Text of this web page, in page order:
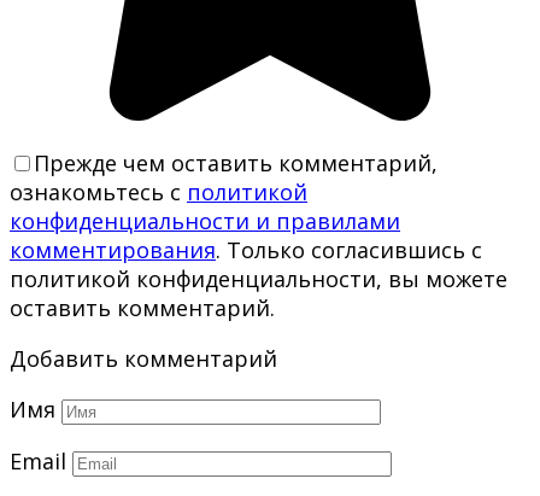
Прежде чем оставить комментарий,
ознакомьтесь с политикой
конфиденциальности и правилами
комментирования. Только согласившись с
политикой конфиденциальности, вы можете
оставить комментарий.
Добавить комментарий
Имя
Email